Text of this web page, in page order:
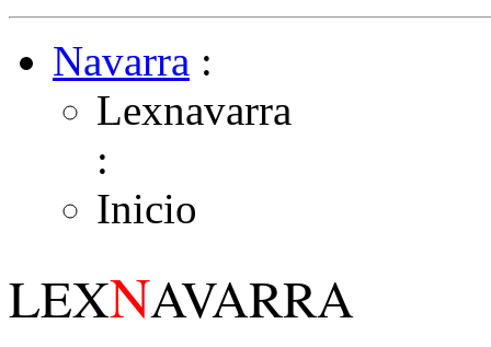
Navarra :
Lexnavarra
:
Inicio
LEXNAVARRA